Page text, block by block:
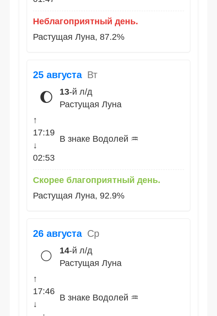
Неблагоприятный день.
Растущая Луна, 87.2%
25 августа Вт
🌔 13-й л/д
Растущая Луна
↑
17:19
↓
02:53
В знаке Водолей ♒
Скорее благоприятный день.
Растущая Луна, 92.9%
26 августа Ср
🌕 14-й л/д
Растущая Луна
↑
17:46
↓
В знаке Водолей ♒